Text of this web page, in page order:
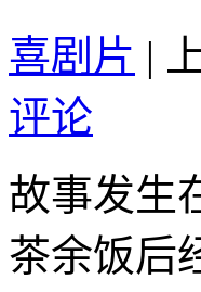
喜剧片 |
评论
故事发生
茶余饭后